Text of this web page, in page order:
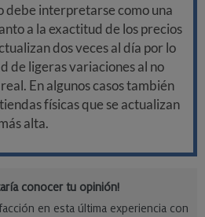
debe interpretarse como una
a la exactitud de los precios
dos veces al día por lo
de ligeras variaciones al no
En algunos casos también
físicas que se actualizan
alta.